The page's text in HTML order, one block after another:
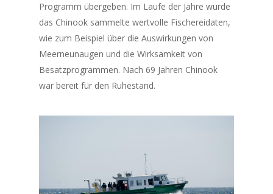
Programm übergeben. Im Laufe der Jahre wurde
das Chinook sammelte wertvolle Fischereidaten,
wie zum Beispiel über die Auswirkungen von
Meerneunaugen und die Wirksamkeit von
Besatzprogrammen. Nach 69 Jahren Chinook
war bereit für den Ruhestand.